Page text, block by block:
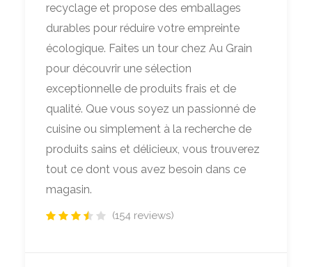
recyclage et propose des emballages
durables pour réduire votre empreinte
écologique. Faites un tour chez Au Grain
pour découvrir une sélection
exceptionnelle de produits frais et de
qualité. Que vous soyez un passionné de
cuisine ou simplement à la recherche de
produits sains et délicieux, vous trouverez
tout ce dont vous avez besoin dans ce
magasin.
(154 reviews)